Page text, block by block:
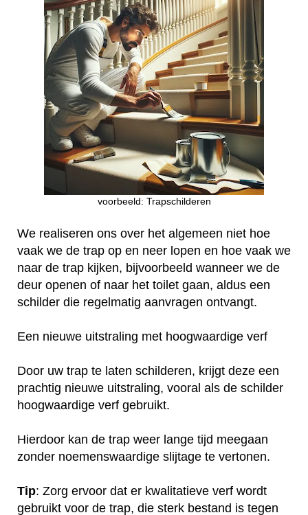
voorbeeld: Trapschilderen
We realiseren ons over het algemeen niet hoe
vaak we de trap op en neer lopen en hoe vaak we
naar de trap kijken, bijvoorbeeld wanneer we de
deur openen of naar het toilet gaan, aldus een
schilder die regelmatig aanvragen ontvangt.
Een nieuwe uitstraling met hoogwaardige verf
Door uw trap te laten schilderen, krijgt deze een
prachtig nieuwe uitstraling, vooral als de schilder
hoogwaardige verf gebruikt.
Hierdoor kan de trap weer lange tijd meegaan
zonder noemenswaardige slijtage te vertonen.
Tip: Zorg ervoor dat er kwalitatieve verf wordt
gebruikt voor de trap, die sterk bestand is tegen